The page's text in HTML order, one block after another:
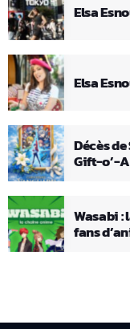
Elsa
Elsa
Décès
Gift-o’-
Wasabi
fans